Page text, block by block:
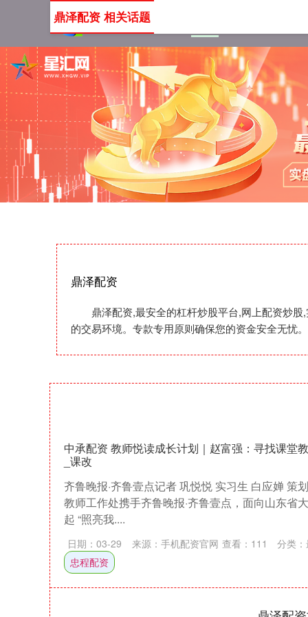
鼎泽配资
鼎泽配资,最安全的杠杆炒股平台,网上配资炒
的交易环境。专款专用原则确保您的资金安全无忧
鼎泽配资 相关话题
中承配资 教师悦读成长计划｜赵富强：寻找课堂
_课改
齐鲁晚报·齐鲁壹点记者 巩悦悦 实习生 白应婵 策
教师工作处携手齐鲁晚报·齐鲁壹点，面向山东省
起 “照亮我....
日期：03-29 来源：手机配资官网 查看： 111 分类：
忠程配资